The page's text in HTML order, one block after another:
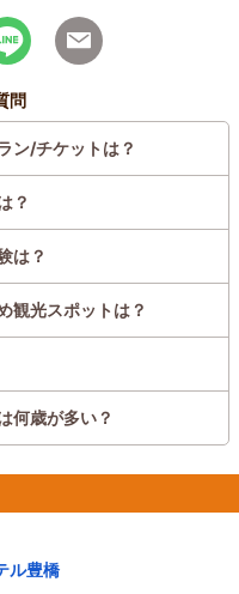
問
ン/チケットは？
？
は？
観光スポットは？
何歳が多い？
ル豊橋